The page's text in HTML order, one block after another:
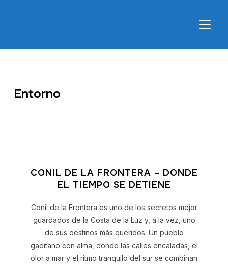
Entorno
CONIL DE LA FRONTERA – DONDE
EL TIEMPO SE DETIENE
Conil de la Frontera es uno de los secretos mejor
guardados de la Costa de la Luz y, a la vez, uno
de sus destinos más queridos. Un pueblo
gaditano con alma, donde las calles encaladas, el
olor a mar y el ritmo tranquilo del sur se combinan